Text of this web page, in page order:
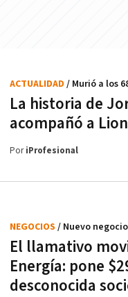
La historia de
acompañó a
ACTUALIDAD / Murió a los
PoriProfesional
El llamativo
Energía: pone
desconocida
NEGOCIOS / Nuevo negocio